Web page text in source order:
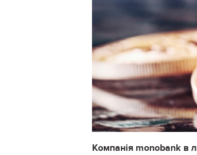
Компанія monobank в